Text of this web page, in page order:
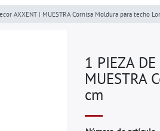
AXXENT | MUESTRA Cornisa Moldura para techo
1 PIEZA
MUESTRA
cm